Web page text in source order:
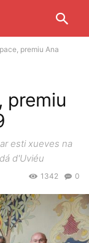
premiu Ana
premiu
esti xueves na
d'Uviéu
0
1342